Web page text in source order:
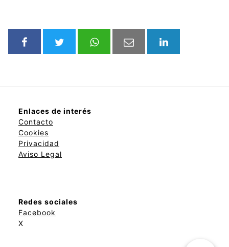
Enlaces de interés
Contacto
Cookies
Privacidad
Aviso Legal
Redes sociales
Facebook
X